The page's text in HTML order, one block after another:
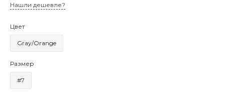
Нашли дешевле?
Цвет
Gray/Orange
Размер
#7